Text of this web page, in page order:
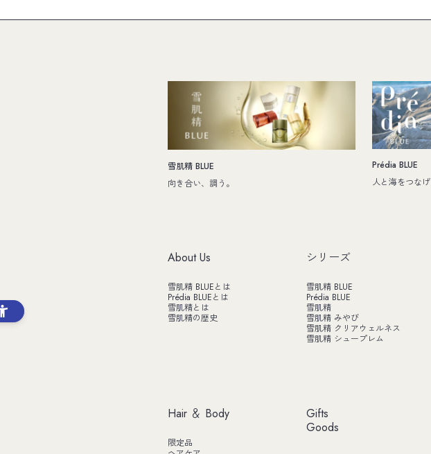
雪肌精 BLUE
向き合い、調う。
Prédia BLUE
人と海をつな
About Us
雪肌精 BLUEとは
Prédia BLUEとは
雪肌精とは
雪肌精の歴史
シリーズ
雪肌精 BLUE
Prédia BLUE
雪肌精
雪肌精 みやび
雪肌精 クリアウェルネス
雪肌精 シュープレム
Hair ＆ Body
限定品
Gifts
Goods